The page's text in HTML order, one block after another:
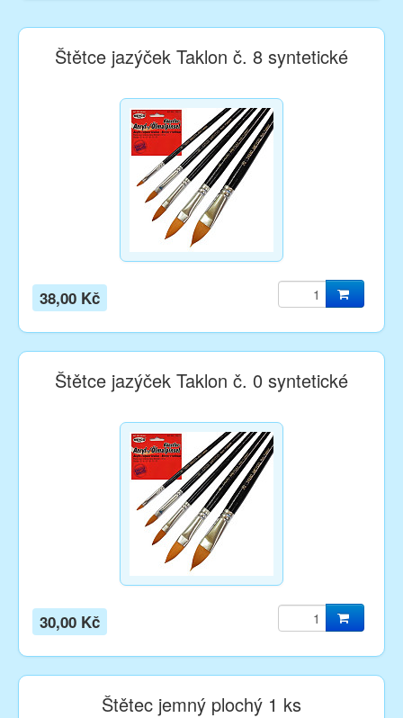
Štětce jazýček Taklon č. 8 syntetické
38,00 Kč
Štětce jazýček Taklon č. 0 syntetické
30,00 Kč
Štětec jemný plochý 1 ks